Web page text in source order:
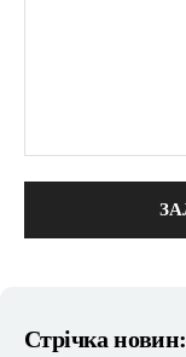
Стрічка новин: